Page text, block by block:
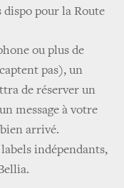
dispo pour la Route
ou plus de
pas), un
de réserver un
message à votre
arrivé.
indépendants,